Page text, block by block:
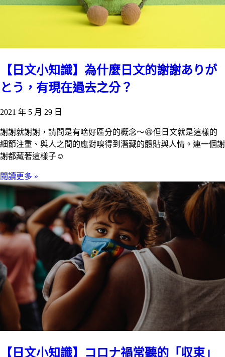
【日文小知識】為什麼日文的謝謝ありが
とう，有現在過去之分？
2021 年 5 月 29 日
謝謝就謝謝，請問是有啥好區分的概念～😆但日文就是這樣的
細節注重、與人之間的應對嗅得到潛藏的體貼與人情。連一個謝
謝都藏著這樣子☺️
閱讀更多 »
【日文小知識】コロナ禍常聽的「収束」